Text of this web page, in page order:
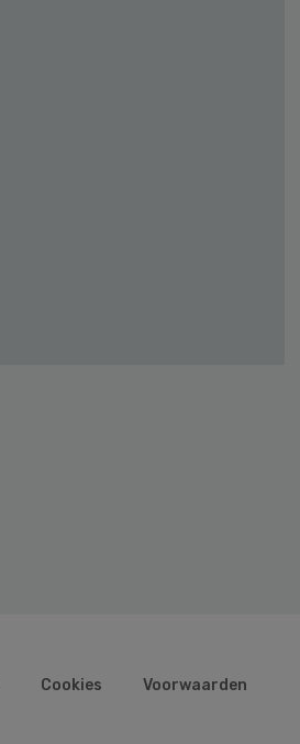
Cookies Voorwaarden